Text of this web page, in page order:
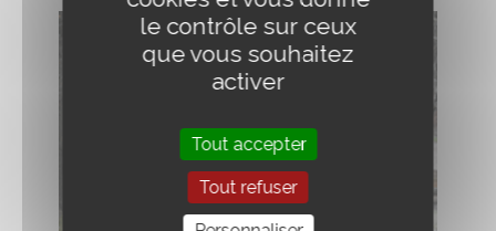
le contrôle sur ceux
que vous souhaitez
activer
Tout accepter
Tout refuser